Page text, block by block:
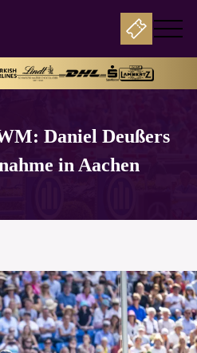
Daniel Deußers
in Aachen